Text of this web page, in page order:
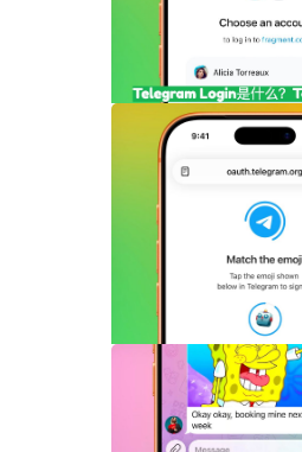
一键登录功能全面解析
Telegram机器人流式响